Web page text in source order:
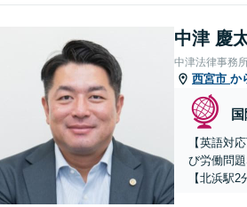
中津 慶
中津法律事務
西宮市 か
【英語対
び労働問
【北浜駅2